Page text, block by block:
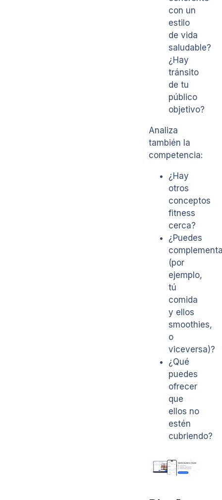
con un
estilo
de vida
saludable?
¿Hay
tránsito
de tu
público
objetivo?
Analiza
también la
competencia:
¿Hay
otros
conceptos
fitness
cerca?
¿Puedes
(por
ejemplo,
tú
comida
y ellos
smoothies,
o
viceversa)?
¿Qué
puedes
ofrecer
que
ellos no
estén
cubriendo?